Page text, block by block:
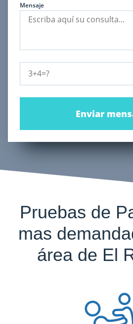
Mensaje
Enviar
Pruebas de
mas
área de El